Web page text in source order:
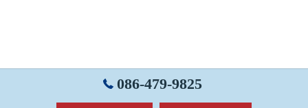
086-479-9825